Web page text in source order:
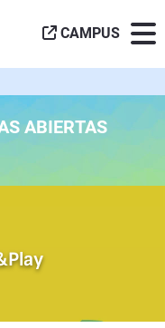
CAMPUS
ABIERTAS